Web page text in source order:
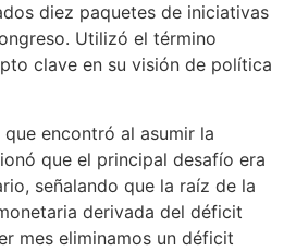
diez paquetes de iniciativas
Utilizó el término
clave en su visión de política
encontró al asumir la
que el principal desafío era
señalando que la raíz de la
derivada del déficit
mes eliminamos un déficit